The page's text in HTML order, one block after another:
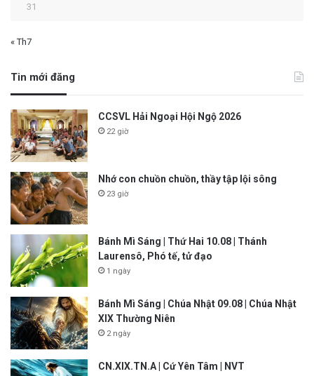
31
« Th7
Tin mới đăng
CCSVL Hải Ngoại Hội Ngộ 2026
22 giờ
Nhớ con chuồn chuồn, thầy tập lội sông
23 giờ
Bánh Mì Sáng | Thứ Hai 10.08 | Thánh
Laurensô, Phó tế, tử đạo
1 ngày
Bánh Mì Sáng | Chúa Nhật 09.08 | Chúa Nhật
XIX Thường Niên
2 ngày
CN.XIX.TN.A | Cứ Yên Tâm | NVT